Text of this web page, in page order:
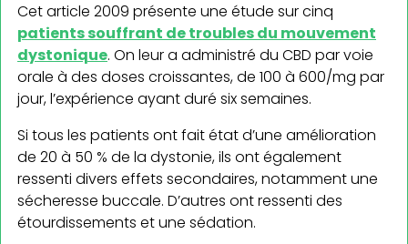
Cet article 2009 présente une étude sur cinq
patients souffrant de troubles du mouvement
dystonique. On leur a administré du CBD par voie
orale à des doses croissantes, de 100 à 600/mg par
jour, l’expérience ayant duré six semaines.
Si tous les patients ont fait état d’une amélioration
de 20 à 50 % de la dystonie, ils ont également
ressenti divers effets secondaires, notamment une
sécheresse buccale. D’autres ont ressenti des
étourdissements et une sédation.